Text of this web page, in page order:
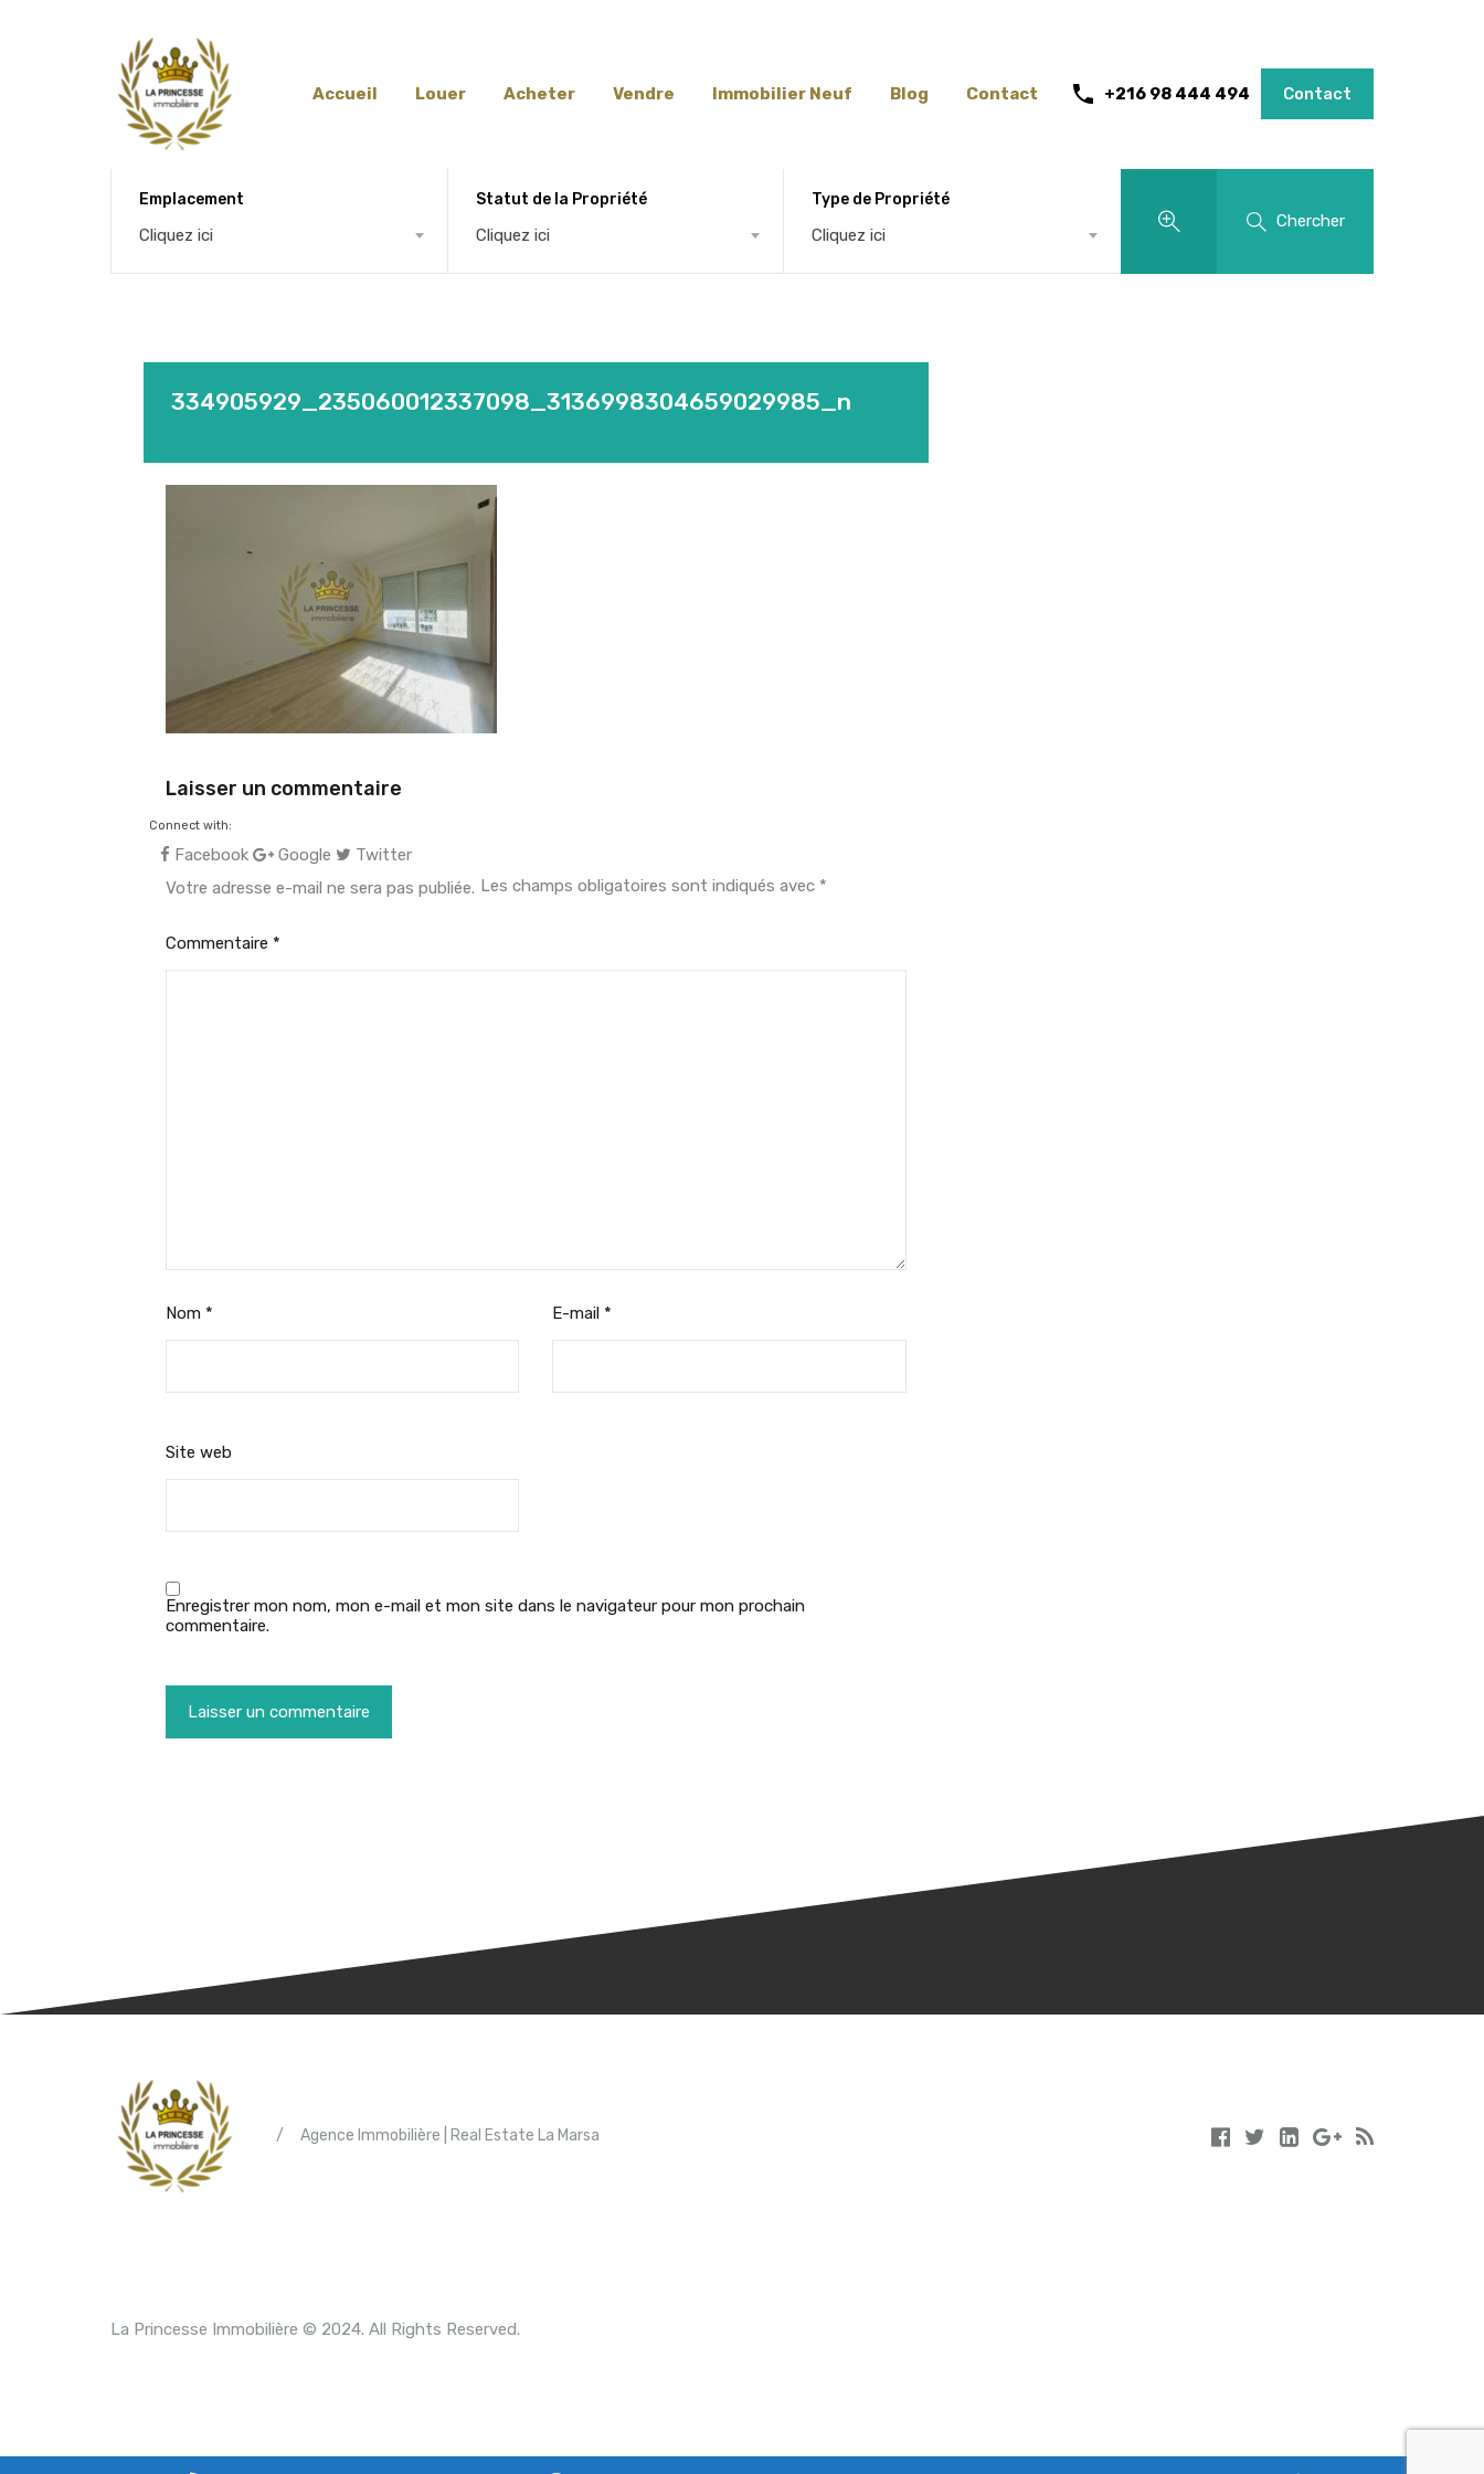
Accueil Louer Acheter Vendre Immobilier Neuf Blog Contact +216 98 444 494 Contact
Emplacement
Cliquez ici
Statut de la Propriété
Cliquez ici
Type de Propriété
Cliquez ici
Chercher
334905929_235060012337098_3136998304659029985_n
Laisser un commentaire
Connect with:
Facebook Google
Twitter
Votre adresse e-mail ne sera pas publiée. Les champs obligatoires sont indiqués avec *
Commentaire *
Nom * E-mail *
Site web
Enregistrer mon nom, mon e-mail et mon site dans le navigateur pour mon prochain
commentaire.
/ Agence Immobilière | Real Estate La Marsa
La Princesse Immobilière © 2024. All Rights Reserved.